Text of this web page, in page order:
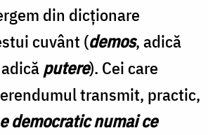
din dicţionare
cuvânt (demos, adică
putere). Cei care
transmit, practic,
democratic numai ce